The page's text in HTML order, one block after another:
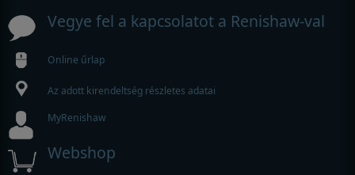
Vegye fel a kapcsolatot a Renishaw-val
Online űrlap
Az adott kirendeltség részletes adatai
MyRenishaw
Webshop